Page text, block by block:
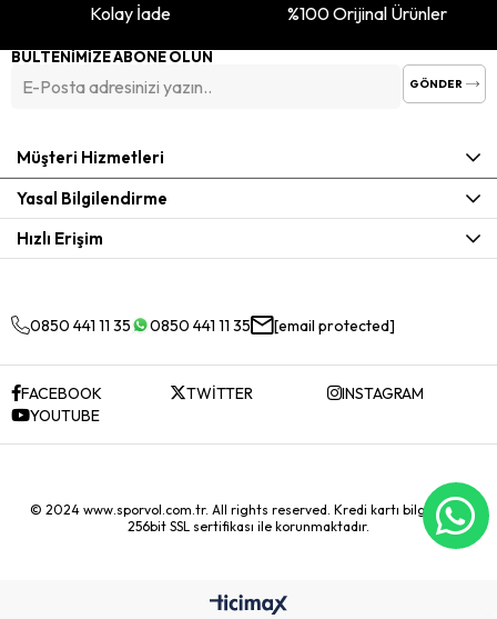
Kolay İade %100 Orijinal Ürünler
BÜLTENİMİZE ABONE OLUN
GÖNDER
Müşteri Hizmetleri
Yasal Bilgilendirme
Hızlı Erişim
0850 441 11 35 0850 441 11 35 [email protected]
FACEBOOK TWİTTER
INSTAGRAM
YOUTUBE
© 2024 www.sporvol.com.tr. All rights reserved. Kredi kartı bilgileriniz
256bit SSL sertifikası ile korunmaktadır.